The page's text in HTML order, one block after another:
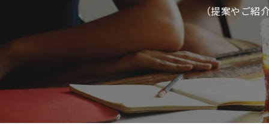
（提案やご紹